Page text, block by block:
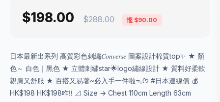
$198.00 $288.00 慳 $90.00
日本最新出系列 高質彩色刺繡𝐶𝑜𝑛𝑣𝑒𝑟𝑠𝑒 圖案設計棉質top✨ ★ 顏
色～ 白色｜黑色 ★ 立體刺繡star🌟logo繡線設計 ★ 質料好柔軟
親膚又舒服 ★ 百搭又易著~必入手一件啦ᯓᡣ𐭩 #日本連線價 💰
HK$198 HK$198咋‼️ ⊿ Size → Chest 110cm Length 63cm